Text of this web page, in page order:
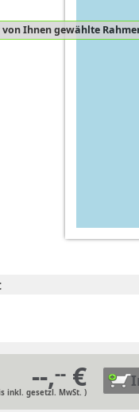
von Ihnen gewählte
--,-- €
inkl. gesetzl. MwSt. )